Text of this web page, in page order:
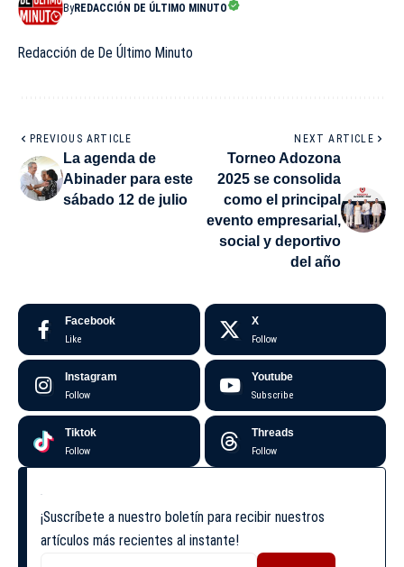
ByREDACCIÓN DE ÚLTIMO MINUTO
Redacción de De Último Minuto
PREVIOUS ARTICLE
La agenda de
Abinader para este
sábado 12 de julio
NEXT ARTICLE
Torneo Adozona
2025 se consolida
como el principal
evento empresarial,
social y deportivo
del año
Facebook
Like
X
Follow
Instagram
Follow
Youtube
Subscribe
Tiktok
Follow
Threads
Follow
¡Suscríbete a nuestro boletín para recibir nuestros
artículos más recientes al instante!